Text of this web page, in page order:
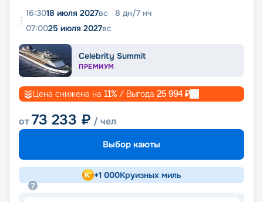
16:3018 июля 2027вс 8 дн/7 нч
07:0025 июля 2027вс
Celebrity Summit
ПРЕМИУМ
Цена снижена на 11% / Выгода 25 994 ₽
от73 233 ₽ / чел
Выбор каюты
+1 000Круизных миль